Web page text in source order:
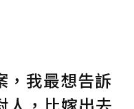
確認送出
，我最想告訴